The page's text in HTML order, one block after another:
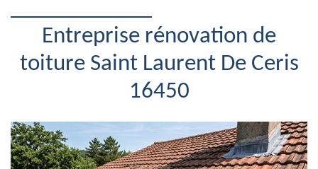
Entreprise rénovation de
toiture Saint Laurent De Ceris
16450